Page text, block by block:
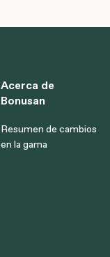
Acerca de
Bonusan
Resumen de cambios
en la gama